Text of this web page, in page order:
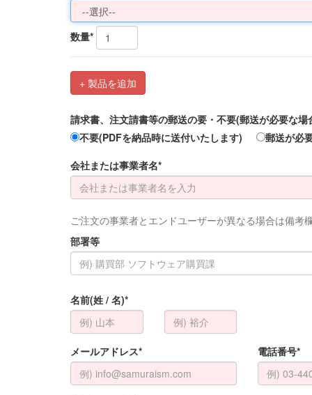
数量*
+ 製品を追加
請求書、注文請書等の郵送の要・不要(郵送が必要な
不要(PDFを納品時に送付いたします)
郵送が必
会社または事業者名*
ご注文の事業者とエンドユーザーが異なる場合は備
部署等
名前(姓 / 名)*
メールアドレス* 電話番号*